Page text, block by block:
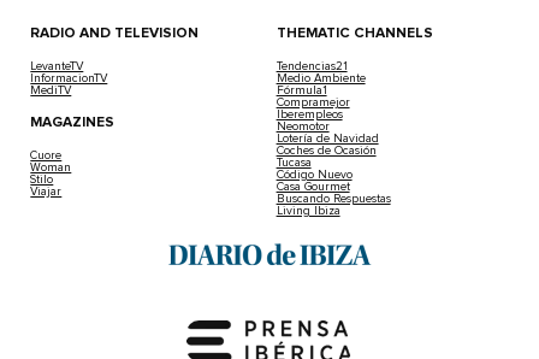
RADIO AND TELEVISION
LevanteTV
InformacionTV
MediTV
MAGAZINES
Cuore
Woman
Stilo
Viajar
THEMATIC CHANNELS
Tendencias21
Medio Ambiente
Fórmula1
Compramejor
Iberempleos
Neomotor
Lotería de Navidad
Coches de Ocasión
Tucasa
Código Nuevo
Casa Gourmet
Buscando Respuestas
Living Ibiza